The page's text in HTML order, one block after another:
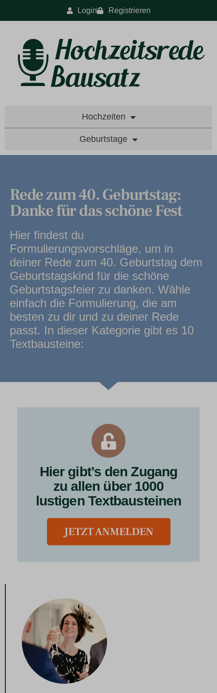
Login Registrieren
Hochzeiten
Geburtstage
Rede zum 40. Geburtstag:
Danke für das schöne Fest
Hier findest du
Formulierungsvorschläge, um in
deiner Rede zum 40. Geburtstag dem
Geburtstagskind für die schöne
Geburtstagsfeier zu danken. Wähle
einfach die Formulierung, die am
besten zu dir und zu deiner Rede
passt. In dieser Kategorie gibt es 10
Textbausteine:
Hier gibt’s den Zugang
zu allen über 1000
lustigen Textbausteinen
JETZT ANMELDEN